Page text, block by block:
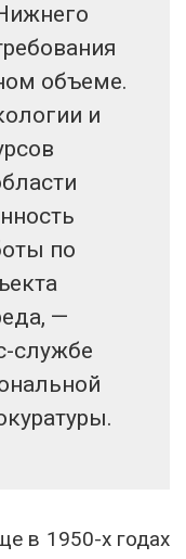
объеме.
и
по
—
службе
в 1950-х годах